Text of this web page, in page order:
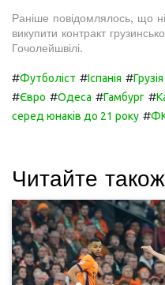
Раніше повідомлялось, що
викупити контракт
Гочолейшвілі.
#Футболіст #Іспанія #
#Євро #Одеса #Гамбург #
серед юнаків до 21 року #ФК
Читайте також